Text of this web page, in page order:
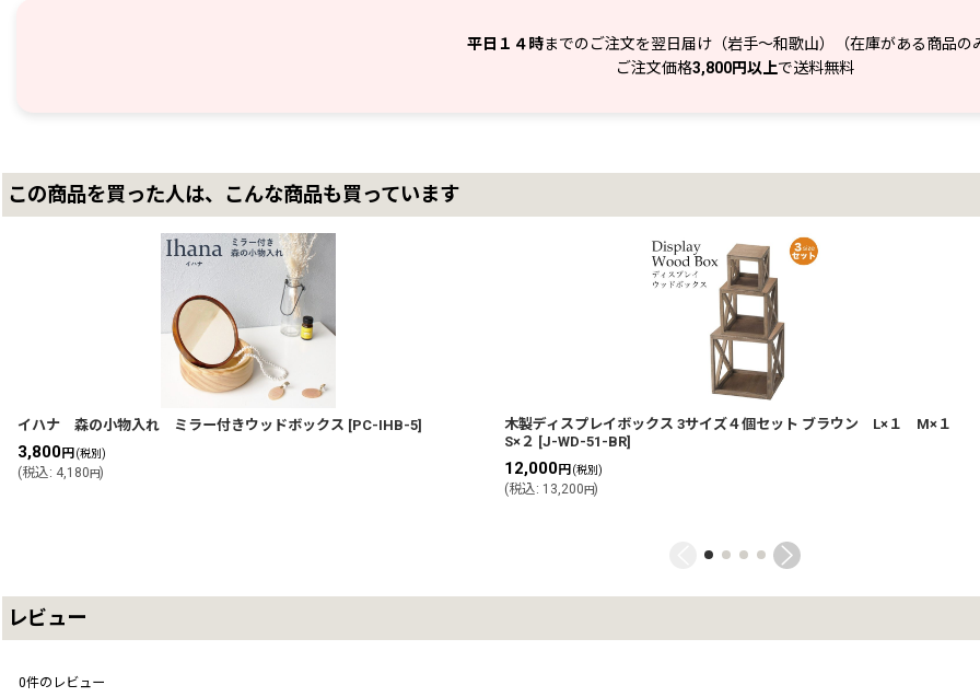
平日１４時までのご注文を翌日届け（岩手～和歌山）（在庫がある商品の
ご注文価格3,800円以上で送料無料
この商品を買った人は、こんな商品も買っています
イハナ 森の小物入れ ミラー付きウッドボックス [PC-IHB-5]
3,800円 (税別)
(税込: 4,180円)
木製ディスプレイボックス 3サイズ４個セット ブラウン L×１ M×１
S×２ [J-WD-51-BR]
12,000円 (税別)
(税込: 13,200円)
レビュー
0件のレビュー